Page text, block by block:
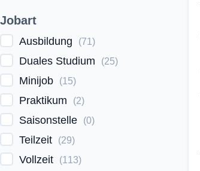
Jobart
Ausbildung (71 )
Duales Studium (25)
Minijob (15)
Praktikum (2)
Saisonstelle (0)
Teilzeit (29)
Vollzeit (113)